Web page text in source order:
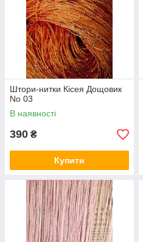
Штори-нитки Кісея Дощовик
No 03
В наявності
390 ₴
Купити